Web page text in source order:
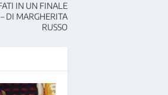
IN UN FINALE
DI MARGHERITA
RUSSO